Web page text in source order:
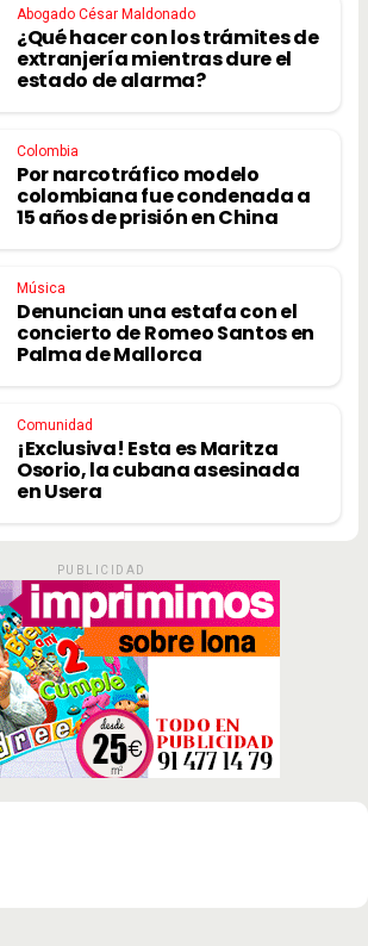
Abogado César Maldonado
¿Qué hacer con los trámites de
extranjería mientras dure el
estado de alarma?
Colombia
Por narcotráfico modelo
colombiana fue condenada a
15 años de prisión en China
Música
Denuncian una estafa con el
concierto de Romeo Santos en
Palma de Mallorca
Comunidad
¡Exclusiva! Esta es Maritza
Osorio, la cubana asesinada
en Usera
PUBLICIDAD